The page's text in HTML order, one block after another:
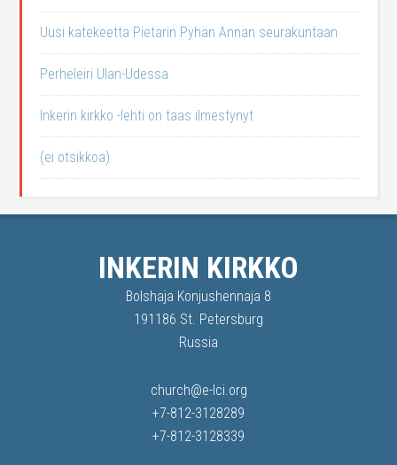
Uusi katekeetta Pietarin Pyhän Annan seurakuntaan
Perheleiri Ulan-Udessa
Inkerin kirkko -lehti on taas ilmestynyt
(ei otsikkoa)
INKERIN KIRKKO
Bolshaja Konjushennaja 8
191186 St. Petersburg
Russia
church@e-lci.org
+7-812-3128289
+7-812-3128339